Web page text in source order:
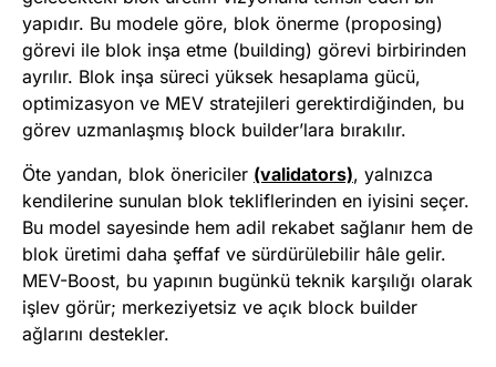
yapıdır. Bu modele göre, blok önerme (proposing)
görevi ile blok inşa etme (building) görevi birbirinden
ayrılır. Blok inşa süreci yüksek hesaplama gücü,
optimizasyon ve MEV stratejileri gerektirdiğinden, bu
görev uzmanlaşmış block builder’lara bırakılır.
Öte yandan, blok önericiler (validators), yalnızca
kendilerine sunulan blok tekliflerinden en iyisini seçer.
Bu model sayesinde hem adil rekabet sağlanır hem de
blok üretimi daha şeffaf ve sürdürülebilir hâle gelir.
MEV-Boost, bu yapının bugünkü teknik karşılığı olarak
işlev görür; merkeziyetsiz ve açık block builder
ağlarını destekler.